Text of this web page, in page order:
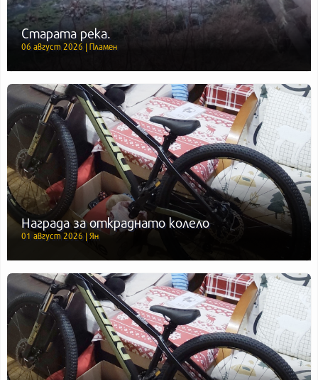
Старата река.
06 август 2026 | Пламен
Награда за откраднато колело
01 август 2026 | Ян